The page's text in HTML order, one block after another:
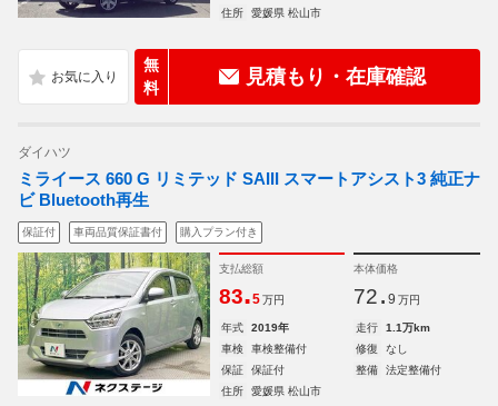
住所
愛媛県 松山市
無
料
見積もり・在庫確認
ダイハツ
ミライース 660 G リミテッド SAIII スマートアシスト3 純正ナ
ビ Bluetooth再生
保証付 車両品質保証書付 購入プラン付き
支払総額
83.5 万円
本体価格
72. 9 万円
年式 2019年 走行
1.1万km
車検
車検整備付 修復
なし
保証
保証付 整備
法定整備付
住所
愛媛県 松山市